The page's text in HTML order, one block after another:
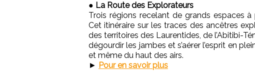
● La Route des Explorateurs
Trois régions recelant de grands espaces à
Cet itinéraire sur les traces des ancêtres
des territoires des Laurentides, de l’Abitibi-
dégourdir les jambes et s’aérer l’esprit en
et même du haut des airs.
► Pour en savoir plus